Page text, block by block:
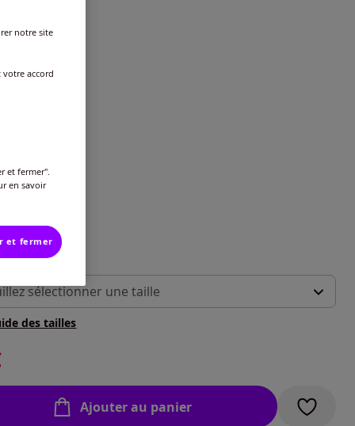
sélectionner une taille
En stock
des tailles
Ajouter au panier
notre site
accord
et fermer".
en savoir
et fermer